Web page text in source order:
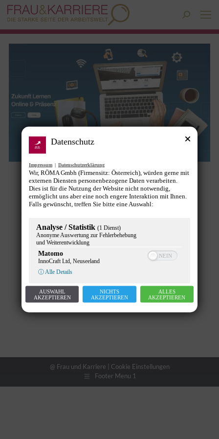
Search:
Stark durch Wissen: Unser
Kooperationspartner die Berater
Gunther Pany 29. Juli 2025
@ Frau und Karriere | Cookie Einstellungen
Footer Menu 1
Datenschutz
Impressum | Datenschutzerklärung
Wir, RÖMA Gmbh (Firmensitz: Österreich), würden gerne mit
externen Diensten personenbezogene Daten verarbeiten.
Dies ist für die Nutzung der Website nicht notwendig,
ermöglicht uns aber eine noch engere Interaktion mit Ihnen.
Falls gewünscht, treffen Sie bitte eine Auswahl:
Analyse / Statistik (1 Dienst)
Anonyme Auswertung zur Fehlerbehebung
und Weiterentwicklung
Matomo
InnoCraft Ltd, Neuseeland
ⓘ Alle Details
AUSWAHL
AKZEPTIEREN
NICHTS
AKZEPTIEREN
ALLES
AKZEPTIEREN